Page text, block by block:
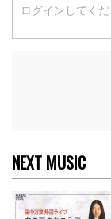
NEXT MUSIC